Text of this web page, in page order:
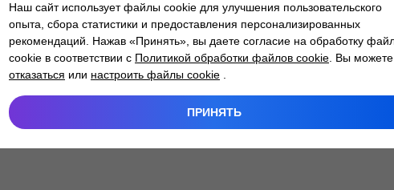
-side exception has occurred while loading atlantm.by (see the
Наш сайт использует файлы cookie для улучшения пользовательского
опыта, сбора статистики и предоставления персонализированных
рекомендаций. Нажав «Принять», вы даете согласие на обработку
cookie в соответствии с Политикой обработки файлов cookie . Вы можете
отказаться или настроить файлы cookie
ПРИНЯТЬ